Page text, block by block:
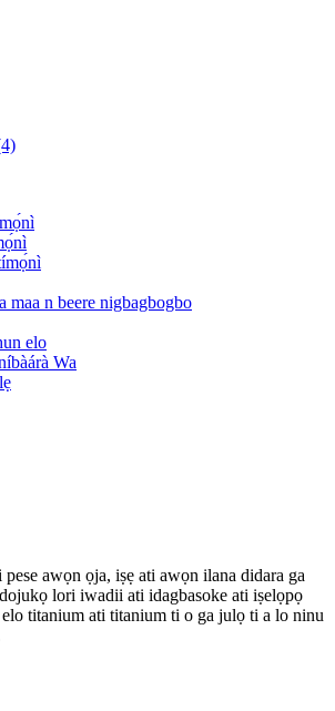
maa n beere nigbagbogbo
elo
Wa
awọn ọja, iṣẹ ati awọn ilana didara ga
lori iwadii ati idagbasoke ati iṣelọpọ
titanium ati titanium ti o ga julọ ti a lo ninu